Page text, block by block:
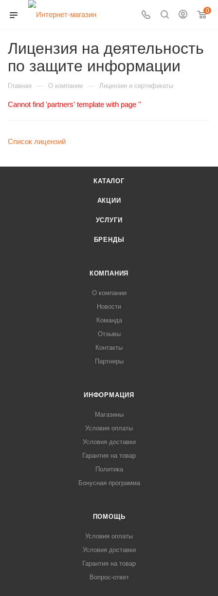
0
Лицензия на деятельность
по защите информации
Главная — О компании — Лицензии и сертификаты
Cannot find 'partners' template with page ''
Список лицензий
КАТАЛОГ
АКЦИИ
УСЛУГИ
БРЕНДЫ
КОМПАНИЯ
О компании
Новости
Команда
Отзывы
Контакты
Партнеры
ИНФОРМАЦИЯ
Магазины
Условия оплаты
Условия доставки
Гарантия на товар
Политика
Бонусная программа
ПОМОЩЬ
Условия оплаты
Условия доставки
Гарантия на товар
Вопрос-ответ